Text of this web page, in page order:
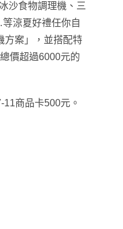
沙食物調理機、三
涼夏好禮任你自
方案」，並搭配特
價超過6000元的
商品卡500元。